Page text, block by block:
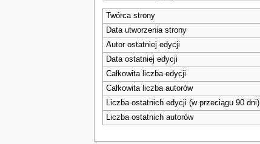
Twórca strony
Data utworzenia strony
Autor ostatniej edycji
Data ostatniej edycji
Całkowita liczba edycji
Całkowita liczba autorów
Liczba ostatnich edycji (w przeciągu 90 dni)
Liczba ostatnich autorów